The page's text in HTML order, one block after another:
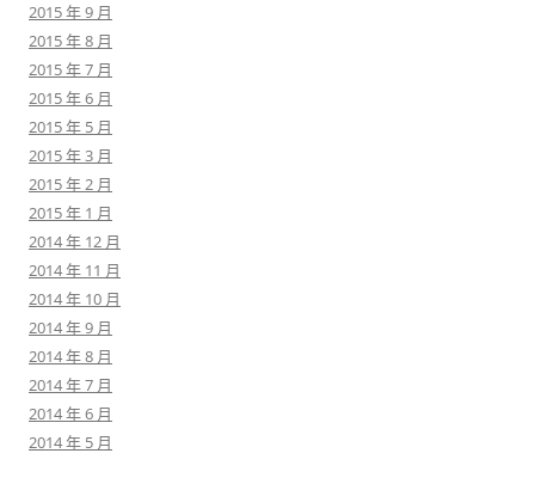
2015 年 9 月
2015 年 8 月
2015 年 7 月
2015 年 6 月
2015 年 5 月
2015 年 3 月
2015 年 2 月
2015 年 1 月
2014 年 12 月
2014 年 11 月
2014 年 10 月
2014 年 9 月
2014 年 8 月
2014 年 7 月
2014 年 6 月
2014 年 5 月